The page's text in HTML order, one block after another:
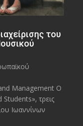
του
Management O
τρεις
Ιωαννίνων